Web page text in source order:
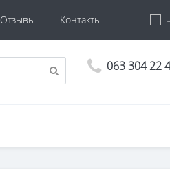
Отзывы Контакты
063 304 22